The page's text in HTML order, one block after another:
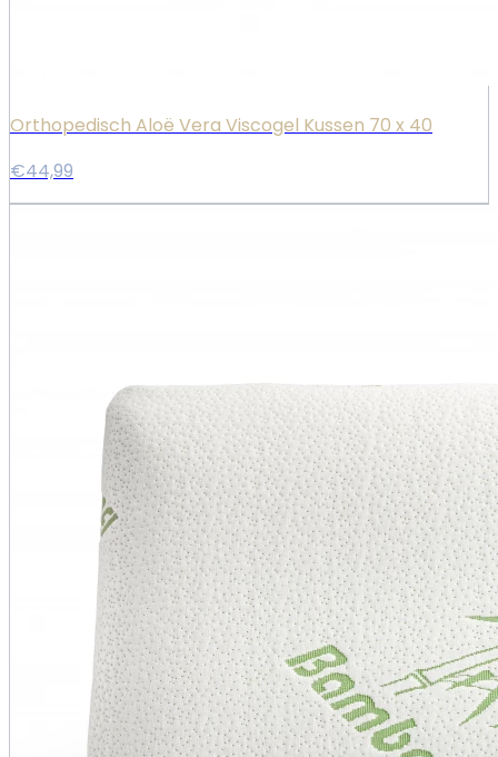
Orthopedisch Aloë Vera Viscogel Kussen 70 x 40
€44,99